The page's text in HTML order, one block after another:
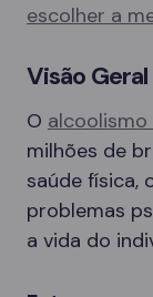
escolher a
Visão
O alcoolismo
milhões de
saúde física,
problemas
a vida do